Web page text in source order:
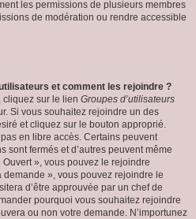
les permissions de plusieurs membres
de modération ou rendre accessible
et comment les rejoindre ?
cliquez sur le lien Groupes d’utilisateurs
Si vous souhaitez rejoindre un des
et cliquez sur le bouton approprié.
en libre accès. Certains peuvent
sont fermés et d’autres peuvent même
», vous pouvez le rejoindre
demande », vous pouvez rejoindre le
d’être approuvée par un chef de
pourquoi vous souhaitez rejoindre
ou non votre demande. N’importunez